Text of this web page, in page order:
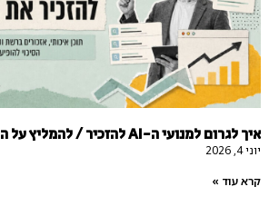
איך לגרום למנועי ה-AI להזכיר / להמליץ על העסק שלכם?
יוני 4, 2026
קרא עוד »